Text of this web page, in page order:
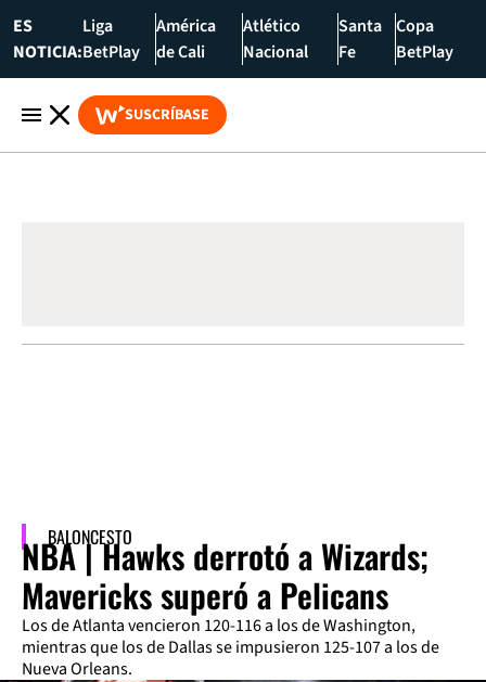
ES
NOTICIA:
Liga
BetPlay
América
de Cali
Atlético
Nacional
Santa
Fe
Copa
BetPlay
SUSCRÍBASE
BALONCESTO
NBA | Hawks derrotó a Wizards;
Mavericks superó a Pelicans
Los de Atlanta vencieron 120-116 a los de Washington,
mientras que los de Dallas se impusieron 125-107 a los de
Nueva Orleans.